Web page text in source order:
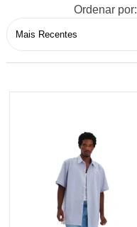
Ordenar por: